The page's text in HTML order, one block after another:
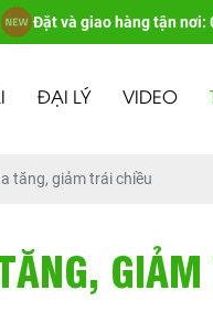
Đặt và giao hàng tận nơi:
ĐẠI LÝ VIDEO
tăng, giảm trái chiều